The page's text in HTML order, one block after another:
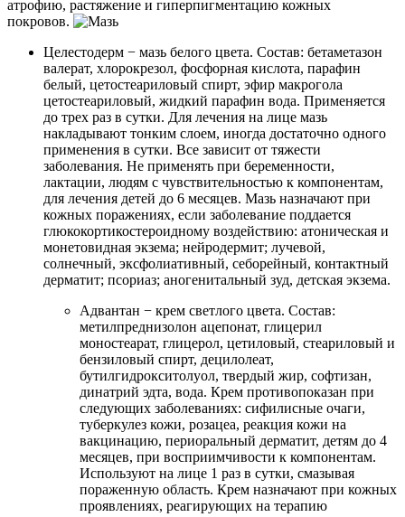
атрофию, растяжение и гиперпигментацию кожных
покровов.
Целестодерм − мазь белого цвета. Состав: бетаметазон
валерат, хлорокрезол, фосфорная кислота, парафин
белый, цетостеариловый спирт, эфир макрогола
цетостеариловый, жидкий парафин вода. Применяется
до трех раз в сутки. Для лечения на лице мазь
накладывают тонким слоем, иногда достаточно одного
применения в сутки. Все зависит от тяжести
заболевания. Не применять при беременности,
лактации, людям с чувствительностью к компонентам,
для лечения детей до 6 месяцев. Мазь назначают при
кожных поражениях, если заболевание поддается
глюкокортикостероидному воздействию: атоническая и
монетовидная экзема; нейродермит; лучевой,
солнечный, эксфолиативный, себорейный, контактный
дерматит; псориаз; аногенитальный зуд, детская экзема.
Адвантан − крем светлого цвета. Состав:
метилпреднизолон ацепонат, глицерил
моностеарат, глицерол, цетиловый, стеариловый и
бензиловый спирт, децилолеат,
бутилгидрокситолуол, твердый жир, софтизан,
динатрий эдта, вода. Крем противопоказан при
следующих заболеваниях: сифилисные очаги,
туберкулез кожи, розацеа, реакция кожи на
вакцинацию, периоральный дерматит, детям до 4
месяцев, при восприимчивости к компонентам.
Используют на лице 1 раз в сутки, смазывая
пораженную область. Крем назначают при кожных
проявлениях, реагирующих на терапию